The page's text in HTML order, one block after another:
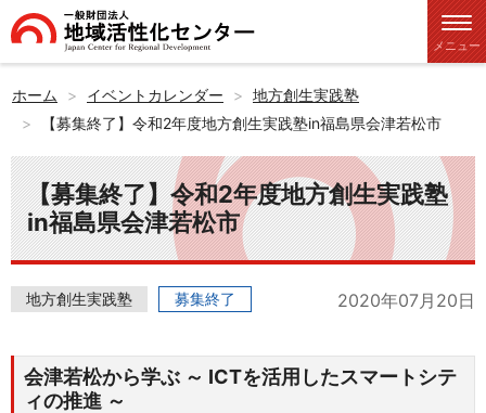
メニュー
ホーム イベントカレンダー
地方創生実践塾
【募集終了】令和2年度地方創生実践塾in福島県会津若松市
【募集終了】令和2年度地方創生実践塾
in福島県会津若松市
地方創生実践塾 募集終了 2020年07月20日
会津若松から学ぶ ～ ICTを活用したスマートシテ
ィの推進 ～